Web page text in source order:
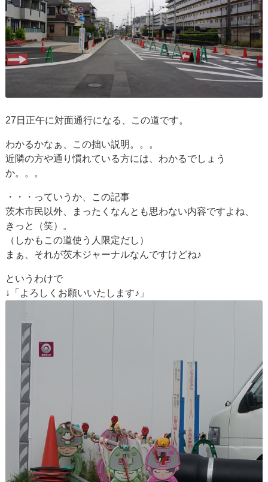
27日正午に対面通行になる、この道です。
わかるかなぁ、この拙い説明。。。
近隣の方や通り慣れている方には、わかるでしょう
か。。。
・・・っていうか、この記事
茨木市民以外、まったくなんとも思わない内容ですよね、
きっと（笑）。
（しかもこの道使う人限定だし）
まぁ、それが茨木ジャーナルなんですけどね♪
というわけで
↓「よろしくお願いいたします♪」